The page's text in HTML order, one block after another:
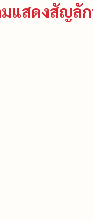
แสดงสัญลั